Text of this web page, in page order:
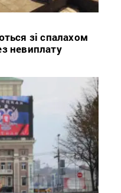
зі спалахом
невиплату